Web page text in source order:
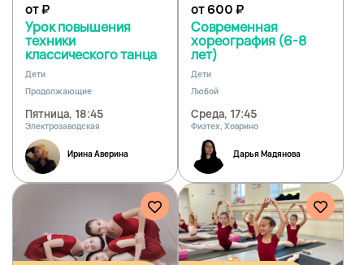
от₽
Урок повышения
техники
классического танца
Дети
Продолжающие
Пятница, 18:45
Электрозаводская
Ирина Аверина
от 600₽
Современная
хореография (6-8
лет)
Дети
Любой
Среда, 17:45
Физтех, Ховрино
Дарья Мадянова